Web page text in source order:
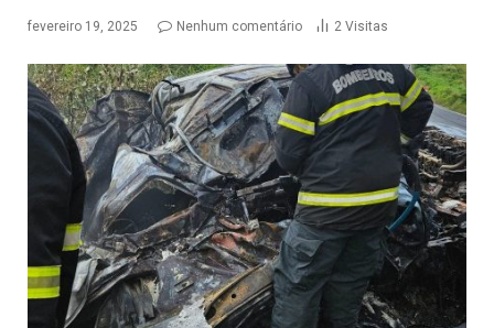
fevereiro 19, 2025 Nenhum comentário 2 Visitas